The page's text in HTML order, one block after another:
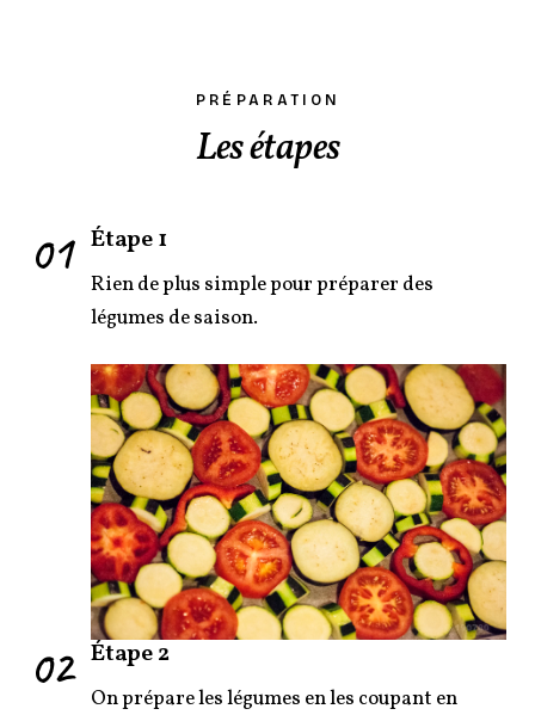
PRÉPARATION
Les étapes
01 Étape 1
Rien de plus simple pour préparer des
légumes de saison.
02 Étape 2
On prépare les légumes en les coupant en